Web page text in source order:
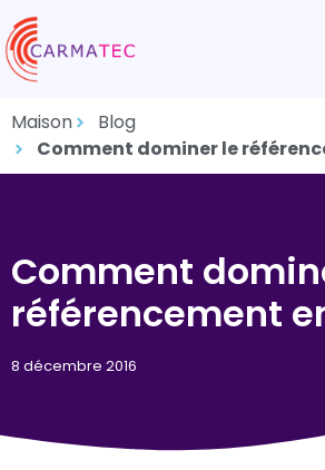
Maison
Blog
Comment dominer le
Comment
référencement
8 décembre 2016